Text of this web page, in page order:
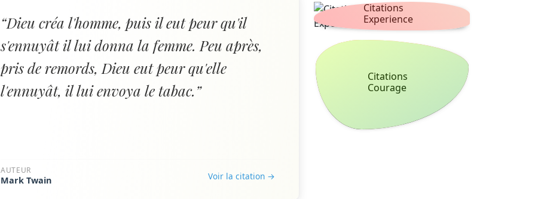
“Dieu créa l'homme, puis il eut peur qu'il
s'ennuyât il lui donna la femme. Peu après,
pris de remords, Dieu eut peur qu'elle
l'ennuyât, il lui envoya le tabac.”
AUTEUR
Mark Twain Voir la citation →
Citations
Experience
Citations
Courage